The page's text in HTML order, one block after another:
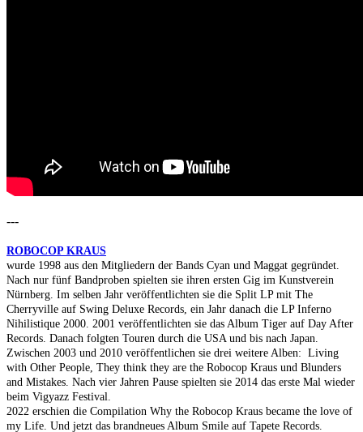
---
ROBOCOP KRAUS
wurde 1998 aus den Mitgliedern der Bands Cyan und Maggat gegründet.
Nach nur fünf Bandproben spielten sie ihren ersten Gig im Kunstverein
Nürnberg. Im selben Jahr veröffentlichten sie die Split LP mit The
Cherryville auf Swing Deluxe Records, ein Jahr danach die LP Inferno
Nihilistique 2000. 2001 veröffentlichten sie das Album Tiger auf Day After
Records. Danach folgten Touren durch die USA und bis nach Japan.
Zwischen 2003 und 2010 veröffentlichen sie drei weitere Alben: Living
with Other People, They think they are the Robocop Kraus und Blunders
and Mistakes. Nach vier Jahren Pause spielten sie 2014 das erste Mal wieder
beim Vigyazz Festival.
2022 erschien die Compilation Why the Robocop Kraus became the love of
my Life. Und jetzt das brandneues Album Smile auf Tapete Records.